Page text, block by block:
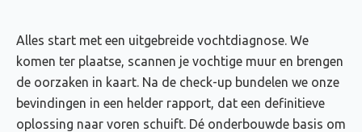
Alles start met een uitgebreide vochtdiagnose. We
komen ter plaatse, scannen je vochtige muur en brengen
de oorzaken in kaart. Na de check-up bundelen we onze
bevindingen in een helder rapport, dat een definitieve
oplossing naar voren schuift. Dé onderbouwde basis om